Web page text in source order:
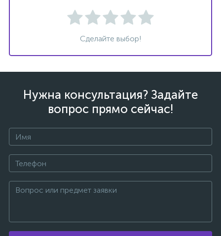
Сделайте выбор!
Нужна консультация? Задайте
вопрос прямо сейчас!